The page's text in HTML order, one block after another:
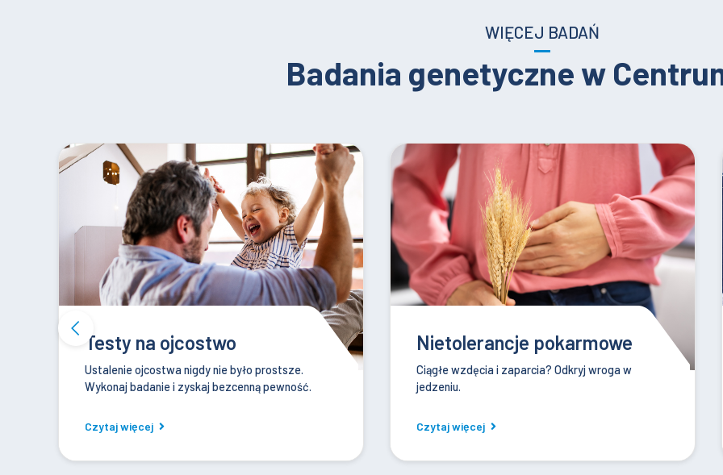
WIĘCEJ BADAŃ
Badania genetyczne w
Nietolerancje pokarmowe
Ciągłe wzdęcia i zaparcia? Odkryj wroga w
jedzeniu.
Czytaj więcej
Test zdrady
Prosty sposób na sprawdzenie wierności
partnerki - nawet w 24 godziny.
Czytaj więcej